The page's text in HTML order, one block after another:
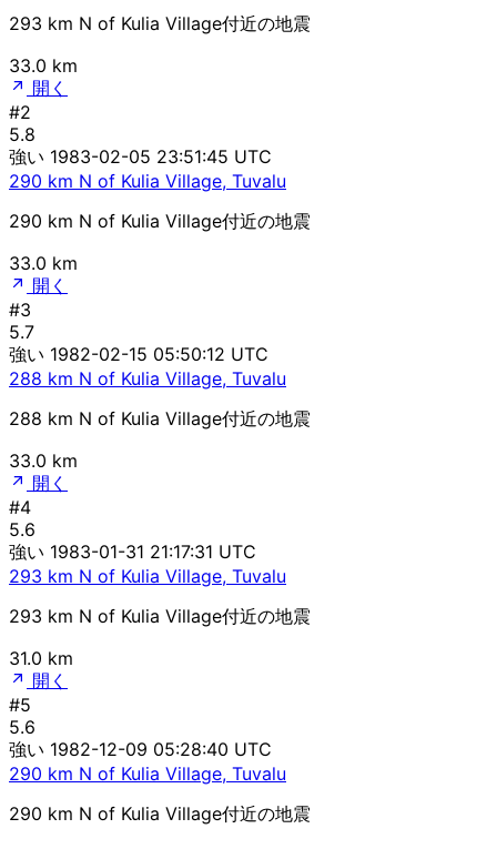
293 km N of Kulia Village付近の地震
33.0 km
開く
#2
5.8
強い 1983-02-05 23:51:45 UTC
290 km N of Kulia Village, Tuvalu
290 km N of Kulia Village付近の地震
33.0 km
開く
#3
5.7
強い 1982-02-15 05:50:12 UTC
288 km N of Kulia Village, Tuvalu
288 km N of Kulia Village付近の地震
33.0 km
開く
#4
5.6
強い 1983-01-31 21:17:31 UTC
293 km N of Kulia Village, Tuvalu
293 km N of Kulia Village付近の地震
31.0 km
開く
#5
5.6
強い 1982-12-09 05:28:40 UTC
290 km N of Kulia Village, Tuvalu
290 km N of Kulia Village付近の地震